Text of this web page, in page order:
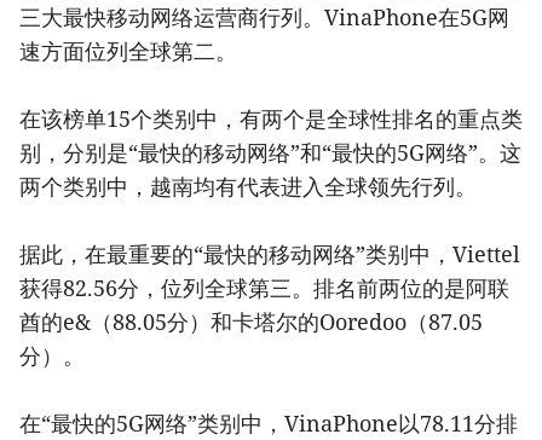
三大最快移动网络运营商行列。VinaPhone在5G网
速方面位列全球第二。
在该榜单15个类别中，有两个是全球性排名的重点类
别，分别是“最快的移动网络”和“最快的5G网络”。这
两个类别中，越南均有代表进入全球领先行列。
据此，在最重要的“最快的移动网络”类别中，Viettel
获得82.56分，位列全球第三。排名前两位的是阿联
酋的e&（88.05分）和卡塔尔的Ooredoo（87.05
分）。
在“最快的5G网络”类别中，VinaPhone以78.11分排